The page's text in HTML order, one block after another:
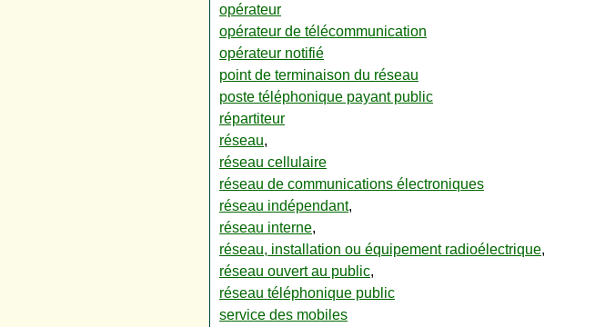
opérateur
opérateur de télécommunication
opérateur notifié
point de terminaison du réseau
poste téléphonique payant public
répartiteur
réseau,
réseau cellulaire
réseau de communications électroniques
réseau indépendant,
réseau interne,
réseau, installation ou équipement radioélectrique,
réseau ouvert au public,
réseau téléphonique public
service des mobiles